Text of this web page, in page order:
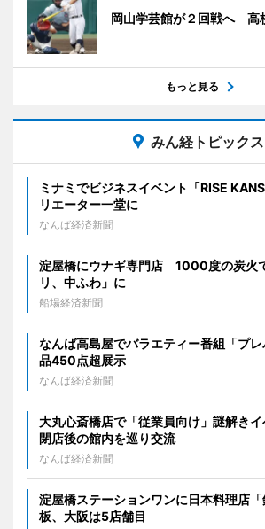
岡山学芸館が２回戦へ 高
もっと見る
みん経トピックス
ミナミでビジネスイベント「RISE
リエーター一堂に
なんば経済新聞
淀屋橋にウナギ専門店 1000度の炭火
リ、中ふわ」に
船場経済新聞
なんば高島屋でバラエティー番組「プ
品450点超展示
なんば経済新聞
大丸心斎橋店で「従業員向け」謎解き
閉店後の館内を巡り交流
なんば経済新聞
淀屋橋ステーションワンに日本料理店
板、大阪は5店舗目